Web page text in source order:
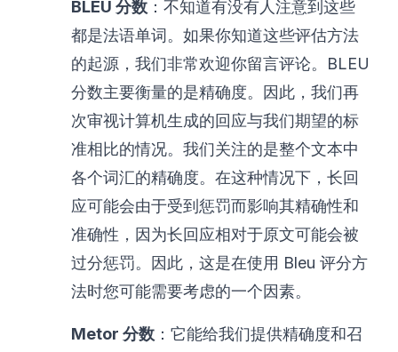
BLEU 分数 ：不知道有没有人注意到这些
都是法语单词。如果你知道这些评估方法
的起源，我们非常欢迎你留言评论。BLEU
分数主要衡量的是精确度。因此，我们再
次审视计算机生成的回应与我们期望的标
准相比的情况。我们关注的是整个文本中
各个词汇的精确度。在这种情况下，长回
应可能会由于受到惩罚而影响其精确性和
准确性，因为长回应相对于原文可能会被
过分惩罚。因此，这是在使用 Bleu 评分方
法时您可能需要考虑的一个因素。
Metor 分数 ：它能给我们提供精确度和召